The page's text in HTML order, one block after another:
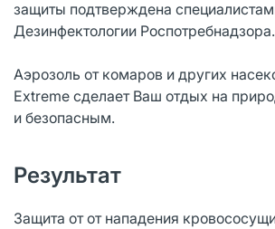
защиты подтверждена
Дезинфектологии Роспотребнадзора.
Аэрозоль от комаров и других
Extreme сделает Ваш отдых на
и безопасным.
Результат
Защита от от нападения